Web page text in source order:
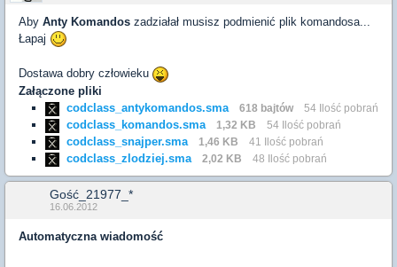
Aby Anty Komandos zadziałał musisz podmienić plik komandosa...
Łapaj
Dostawa dobry człowieku
Załączone pliki
codclass_antykomandos.sma
618 bajtów 54 Ilość pobrań
codclass_komandos.sma 1,32 KB 54 Ilość pobrań
codclass_snajper.sma 1,46 KB 41 Ilość pobrań
codclass_zlodziej.sma 2,02 KB 48 Ilość pobrań
Gość_21977_*
16.06.2012
Automatyczna wiadomość